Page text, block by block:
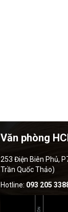
Văn phòng
253 Điện Biên Phủ,
Trần Quốc Thảo)
Hotline: 093 205